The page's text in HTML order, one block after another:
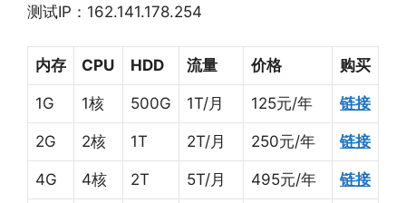
测试IP：162.141.178.254
内存 CPU HDD 流量 价格 购买
1G 1核 500G 1T/月 125元/年 链接
2G 2核 1T 2T/月 250元/年 链接
4G 4核 2T 5T/月 495元/年 链接